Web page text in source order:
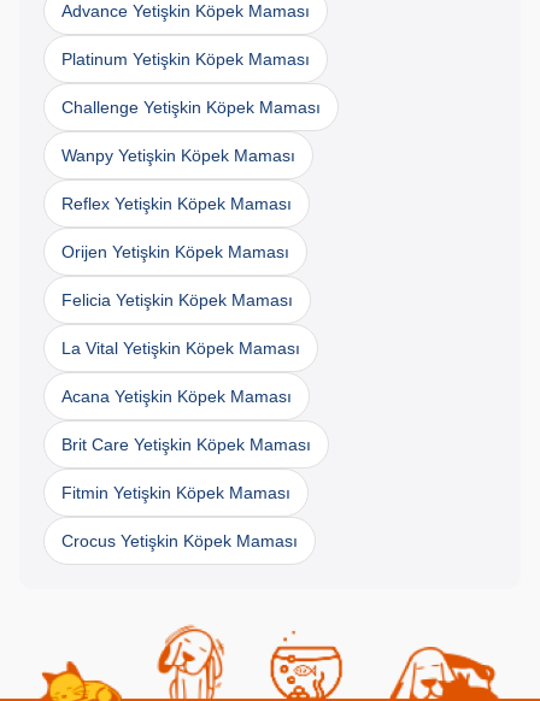
Advance Yetişkin Köpek Maması
Platinum Yetişkin Köpek Maması
Challenge Yetişkin Köpek Maması
Wanpy Yetişkin Köpek Maması
Reflex Yetişkin Köpek Maması
Orijen Yetişkin Köpek Maması
Felicia Yetişkin Köpek Maması
La Vital Yetişkin Köpek Maması
Acana Yetişkin Köpek Maması
Brit Care Yetişkin Köpek Maması
Fitmin Yetişkin Köpek Maması
Crocus Yetişkin Köpek Maması